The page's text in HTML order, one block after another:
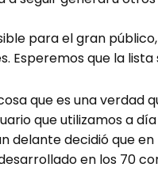
para el gran
que la lista
que es una verdad
que utilizamos a
delante decidió que en
en los 70